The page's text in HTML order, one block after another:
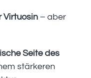
Virtuosin– aber
Seite des
stärkeren